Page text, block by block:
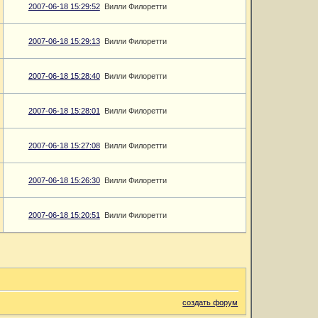
2007-06-18 15:29:52 Вилли Филоретти
2007-06-18 15:29:13 Вилли Филоретти
2007-06-18 15:28:40 Вилли Филоретти
2007-06-18 15:28:01 Вилли Филоретти
2007-06-18 15:27:08 Вилли Филоретти
2007-06-18 15:26:30 Вилли Филоретти
2007-06-18 15:20:51 Вилли Филоретти
создать форум